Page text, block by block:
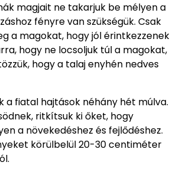
magjait ne takarjuk be mélyen a
fényre van szükségük. Csak
a magokat, hogy jól érintkezzenek
hogy ne locsoljuk túl a magokat,
hogy a talaj enyhén nedves
a fiatal hajtások néhány hét múlva.
ritkítsuk ki őket, hogy
a növekedéshez és fejlődéshez.
körülbelül 20-30 centiméter